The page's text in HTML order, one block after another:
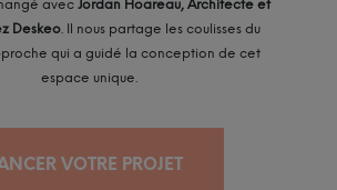
avec Jordan Hoareau, Architecte et
Deskeo . Il nous partage les coulisses du
qui a guidé la conception de cet
espace unique.
VOTRE PROJET